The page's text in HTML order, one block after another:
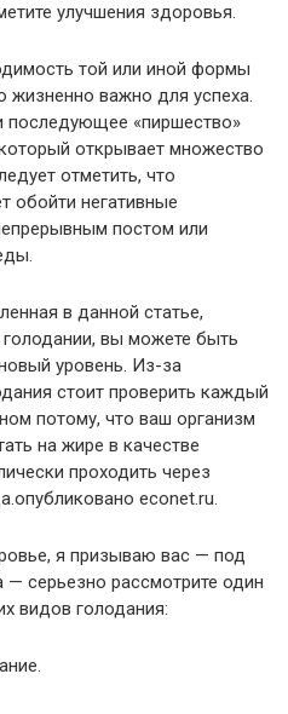
улучшения здоровья.
той или иной формы
жизненно важно для успеха.
последующее «пиршество»
открывает множество
отметить, что
обойти негативные
постом или
в данной статье,
вы можете быть
уровень. Из-за
стоит проверить каждый
потому, что ваш организм
на жире в качестве
проходить через
econet.ru.
я призываю вас — под
серьезно рассмотрите один
видов голодания: